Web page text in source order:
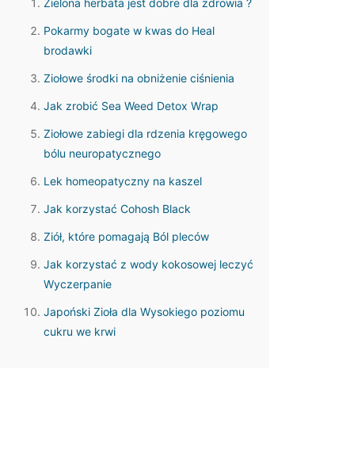
Zielona herbata jest dobre dla zdrowia ?
Pokarmy bogate w kwas do Heal
brodawki
Ziołowe środki na obniżenie ciśnienia
Jak zrobić Sea Weed Detox Wrap
Ziołowe zabiegi dla rdzenia kręgowego
bólu neuropatycznego
Lek homeopatyczny na kaszel
Jak korzystać Cohosh Black
Ziół, które pomagają Ból pleców
Jak korzystać z wody kokosowej leczyć
Wyczerpanie
Japoński Zioła dla Wysokiego poziomu
cukru we krwi